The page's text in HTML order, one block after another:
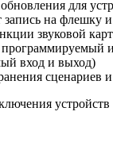
для
запись на флешку
звуковой
вход и выход)
сценариев и